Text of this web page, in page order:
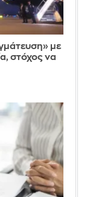
με
στόχος να